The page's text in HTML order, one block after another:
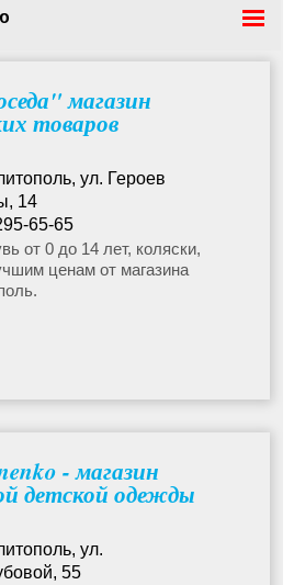
магазин
товаров
ул. Героев
14
65-65
от 0 до 14 лет, коляски,
ценам от магазина
- магазин
детской одежды
ул.
55